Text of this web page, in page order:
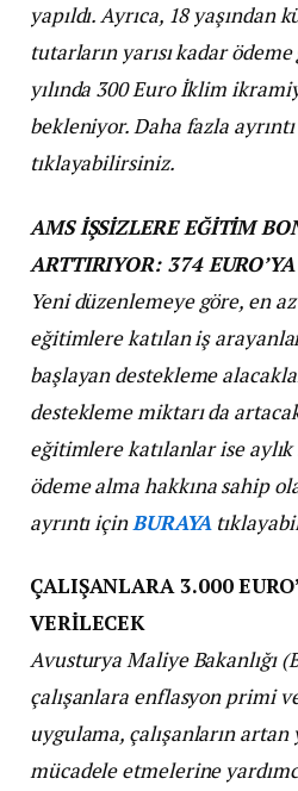
yapıldı. Ayrıca, 18 yaşından
tutarların yarısı kadar
yılında 300 Euro İklim
bekleniyor.Daha fazla
tıklayabilirsiniz.
AMS İŞSİZLERE EĞİTİM
ARTTIRIYOR: 374
Yeni düzenlemeye göre, en
eğitimlere katılan iş
başlayan destekleme
destekleme miktarı da
eğitimlere katılanlar ise aylık
ödeme alma hakkına sahip
ayrıntı için BURAYA
ÇALIŞANLARA 3.000
VERİLECEK
Avusturya Maliye Bakanlığı
çalışanlara enflasyon primi
uygulama, çalışanların
mücadele etmelerine